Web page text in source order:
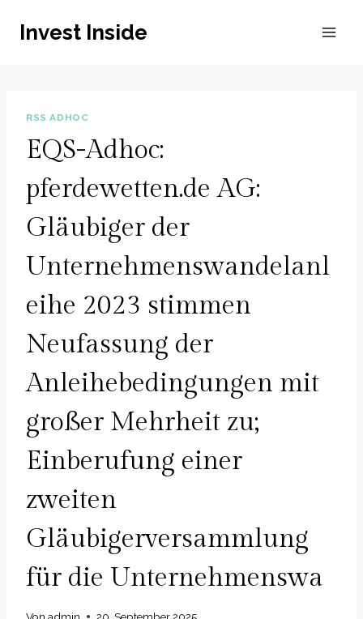
InhaltInvest Inside
RSS ADHOC
EQS-Adhoc:
pferdewetten.de AG:
Gläubiger der
Unternehmenswandelanl
eihe 2023 stimmen
Neufassung der
Anleihebedingungen mit
großer Mehrheit zu;
Einberufung einer
zweiten
Gläubigerversammlung
für die Unternehmenswa
Von admin 20. September 2025